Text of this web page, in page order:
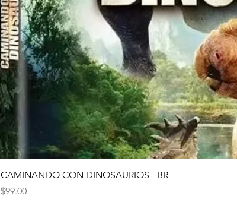
CAMINANDO CON DINOSAURIOS - BR
Precio
$99.00